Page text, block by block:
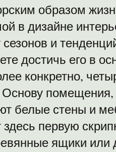
образом
в дизайне
и
достичь его в
конкретно,
помещения,
белые стены и
первую
ящики или